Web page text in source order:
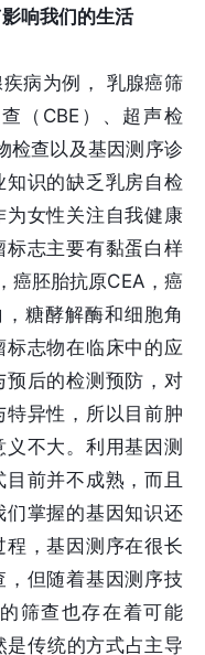
响我们的生活
病为例， 乳腺癌筛
（CBE）、超声检
检查以及基因测序诊
识的缺乏乳房自检
女性关注自我健康
志主要有黏蛋白样
癌胚胎抗原CEA，癌
糖酵解酶和细胞角
志物在临床中的应
后的检测预防，对
异性，所以目前肿
不大。利用基因测
前并不成熟，而且
掌握的基因知识还
，基因测序在很长
但随着基因测序技
筛查也存在着可能
是传统的方式占主导